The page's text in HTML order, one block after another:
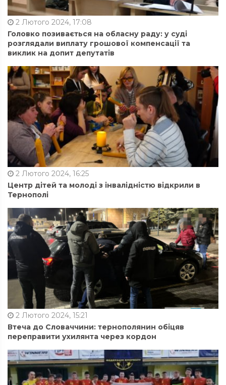
2 Лютого 2024, 17:08
Головко позивається на обласну раду: у суді
розглядали виплату грошової компенсації та
виклик на допит депутатів
2 Лютого 2024, 16:25
Центр дітей та молоді з інвалідністю відкрили в
Тернополі
2 Лютого 2024, 15:21
Втеча до Словаччини: тернополянин обіцяв
переправити ухилянта через кордон